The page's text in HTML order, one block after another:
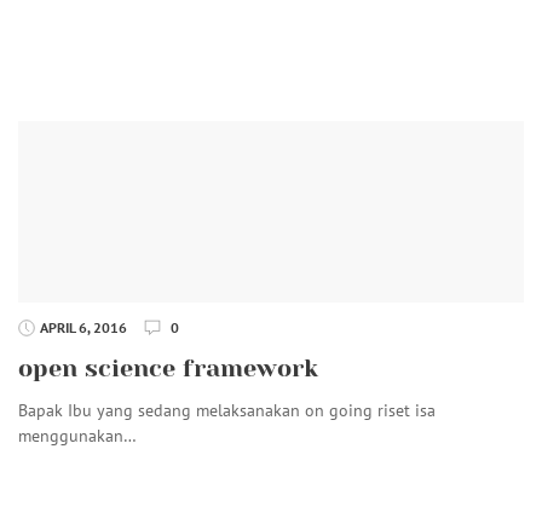
APRIL 6, 2016 0
open science framework
Bapak Ibu yang sedang melaksanakan on going riset isa
menggunakan…